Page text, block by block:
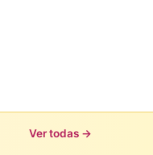
Ver todas →